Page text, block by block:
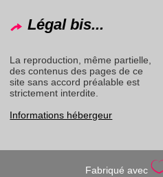
Légal bis...
La reproduction, même partielle,
des contenus des pages de ce
site sans accord préalable est
strictement interdite.
Informations hébergeur
Fabriqué avec